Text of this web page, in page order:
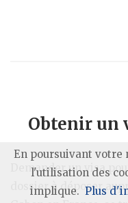
Obtenir un
Demander un visa
dossier à déposer
En poursuivant votre
l'utilisation des
implique. Plus